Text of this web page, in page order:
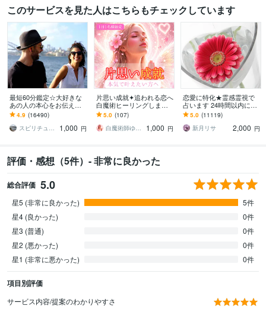
このサービスを見た人はこちらもチェックしています
最短60分鑑定☆大好きな
あの人の本心をお伝えし
ます 【詳細不要】好きな
人の本音と将来への思
い。私をどう思ってる？
4.9 (16490)
スピリチュアルカウンセラー沙耶美
1,000 円
片思い成就✦追われる恋へ
白魔術ヒーリングします
恋愛成就・縁結び・恋愛
占い｜愛される光の波動
を届けます
5.0 (107)
白魔術師ゆら｜最高位光術統合師
1,000 円
恋愛に特化★霊感霊視で
占います 24時間以内に返
信、スピリチュアル鑑定
5.0 (11119)
新月リサ
2,000 円
評価・感想（5件）- 非常に良かった
総合評価 5.0
星5 (非常に良かった)
5件
星4 (良かった)
0件
星3 (普通)
0件
星2 (悪かった)
0件
星1 (非常に悪かった)
0件
項目別評価
サービス内容/提案のわかりやすさ